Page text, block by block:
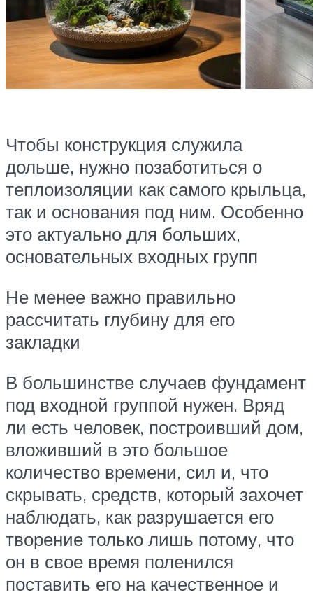
Чтобы конструкция служила
дольше, нужно позаботиться о
теплоизоляции как самого крыльца,
так и основания под ним. Особенно
это актуально для больших,
основательных входных групп
Не менее важно правильно
рассчитать глубину для его
закладки
В большинстве случаев фундамент
под входной группой нужен. Вряд
ли есть человек, построивший дом,
вложивший в это большое
количество времени, сил и, что
скрывать, средств, который захочет
наблюдать, как разрушается его
творение только лишь потому, что
он в свое время поленился
поставить его на качественное и